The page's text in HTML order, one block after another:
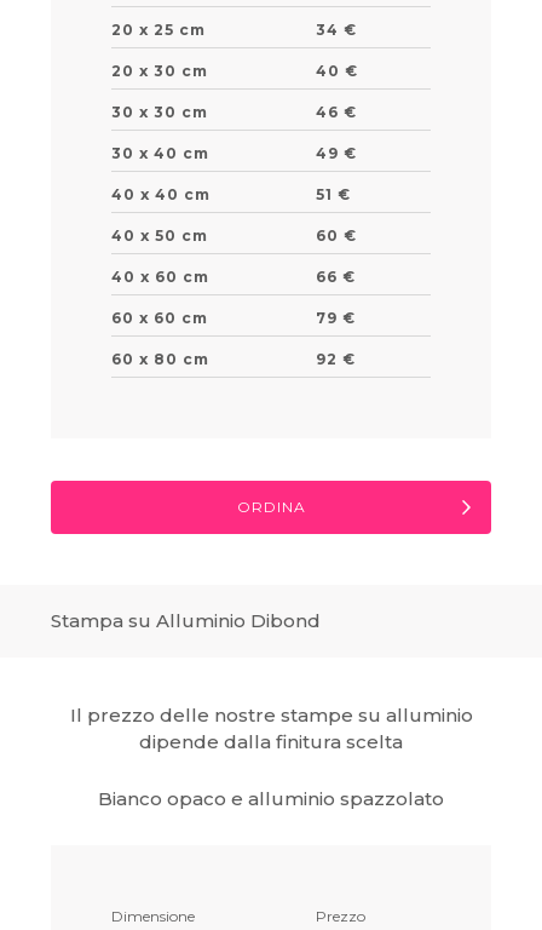
20 x 25 cm 34 €
20 x 30 cm 40 €
30 x 30 cm 46 €
30 x 40 cm 49 €
40 x 40 cm 51 €
40 x 50 cm 60 €
40 x 60 cm 66 €
60 x 60 cm 79 €
60 x 80 cm 92 €
ORDINA
Stampa su Alluminio Dibond
Il prezzo delle nostre stampe su alluminio
dipende dalla finitura scelta
Bianco opaco e alluminio spazzolato
Dimensione Prezzo